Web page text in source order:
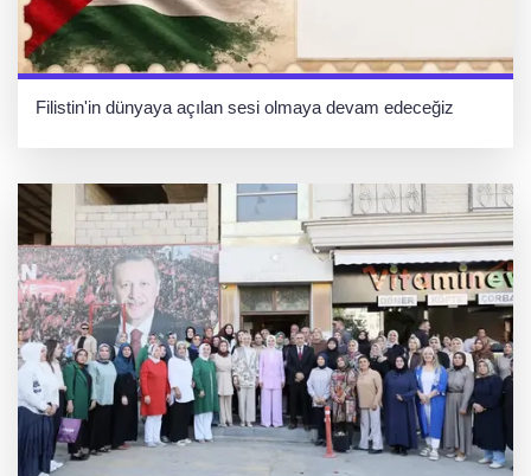
Filistin'in dünyaya açılan sesi olmaya devam edeceğiz